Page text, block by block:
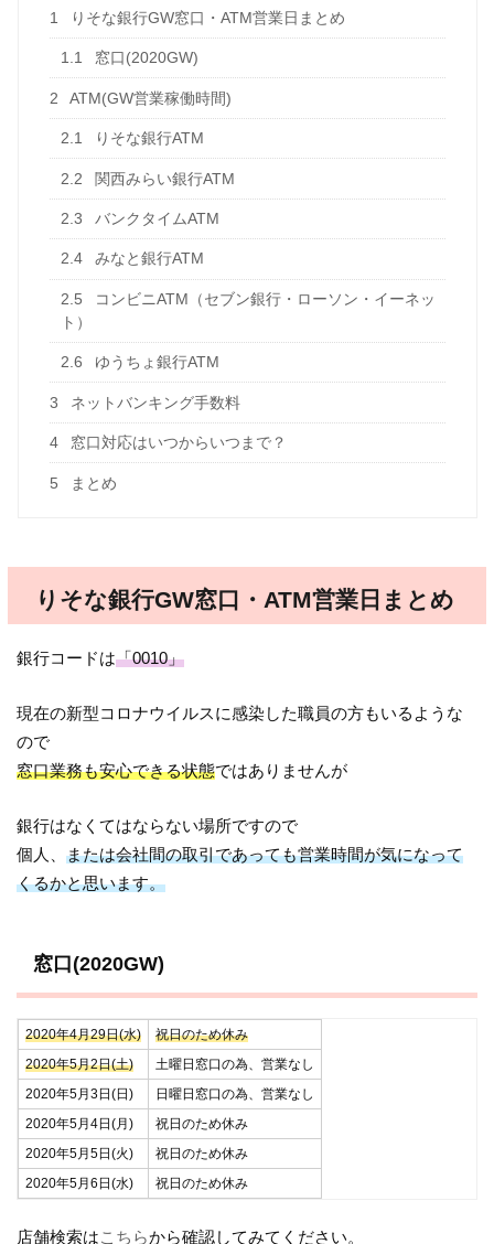
1 りそな銀行GW窓口・ATM営業日まとめ
1.1 窓口(2020GW)
2 ATM(GW営業稼働時間)
2.1 りそな銀行ATM
2.2 関西みらい銀行ATM
2.3 バンクタイムATM
2.4 みなと銀行ATM
2.5
コンビニATM（セブン銀行・ローソン・イーネッ
ト）
2.6 ゆうちょ銀行ATM
3 ネットバンキング手数料
4 窓口対応はいつからいつまで？
5 まとめ
りそな銀行GW窓口・ATM営業日まとめ
銀行コードは「0010」
現在の新型コロナウイルスに感染した職員の方もいるような
ので
窓口業務も安心できる状態ではありませんが
銀行はなくてはならない場所ですので
個人、または会社間の取引であっても営業時間が気になって
くるかと思います。
窓口(2020GW)
2020年4月29日(水)
祝日のため休み
2020年5月2日(土)
土曜日窓口の為、営業なし
2020年5月3日(日)
日曜日窓口の為、営業なし
2020年5月4日(月)
祝日のため休み
2020年5月5日(火)
祝日のため休み
2020年5月6日(水)
祝日のため休み
店舗検索はこちらから確認してみてください。